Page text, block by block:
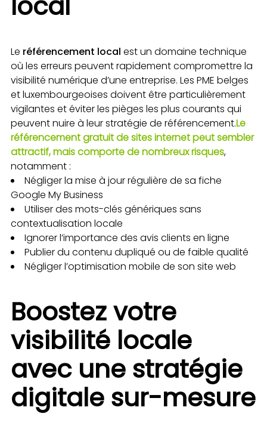
Le référencement local est un domaine technique
où les erreurs peuvent rapidement compromettre la
visibilité numérique d’une entreprise. Les PME belges
et luxembourgeoises doivent être particulièrement
vigilantes et éviter les pièges les plus courants qui
peuvent nuire à leur stratégie de référencement.Le
référencement gratuit de sites internet peut sembler
attractif, mais comporte de nombreux risques,
notamment :
Négliger la mise à jour régulière de sa fiche
Google My Business
Utiliser des mots-clés génériques sans
contextualisation locale
Ignorer l’importance des avis clients en ligne
Publier du contenu dupliqué ou de faible qualité
Négliger l’optimisation mobile de son site web
Boostez votre
visibilité locale
avec une stratégie
digitale sur-mesure